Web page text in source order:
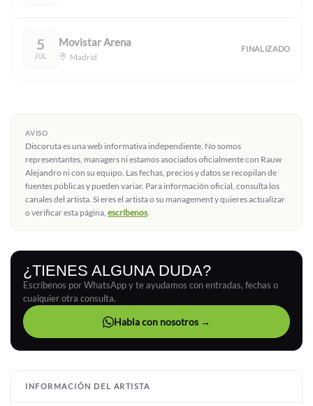
5
JUL
Movistar Arena
Madrid
FINALIZADO
AVISO
Discoruta es una web informativa independiente. No somos
representantes, managers ni estamos asociados oficialmente con Rauw
Alejandro ni con su equipo. Las fechas, precios y datos se recopilan de
fuentes públicas y pueden variar. Para información oficial, consulta los
canales del artista. Si eres el artista o su management y quieres actualizar
o verificar esta página, escríbenos.
¿TIENES ALGUNA DUDA?
Escríbenos por WhatsApp y te ayudamos con entradas, fechas o
cualquier otra consulta.
Habla con nosotros →
INFORMACIÓN DEL ARTISTA